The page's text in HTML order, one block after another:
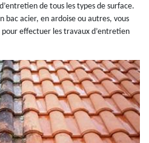
de tous les types de surface.
bac acier, en ardoise ou autres, vous
effectuer les travaux d’entretien